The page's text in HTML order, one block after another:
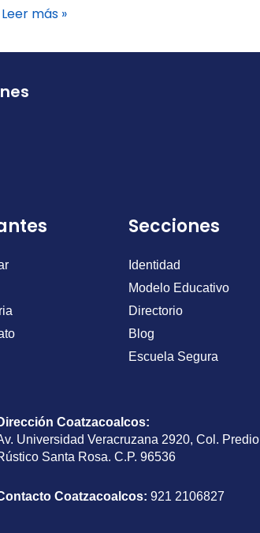
Leer más »
Secciones
Identidad
Modelo Educativo
Directorio
Blog
Escuela Segura
Coatzacoalcos:
Universidad Veracruzana 2920, Col. Predio
Santa Rosa. C.P. 96536
Coatzacoalcos: 921 2106827